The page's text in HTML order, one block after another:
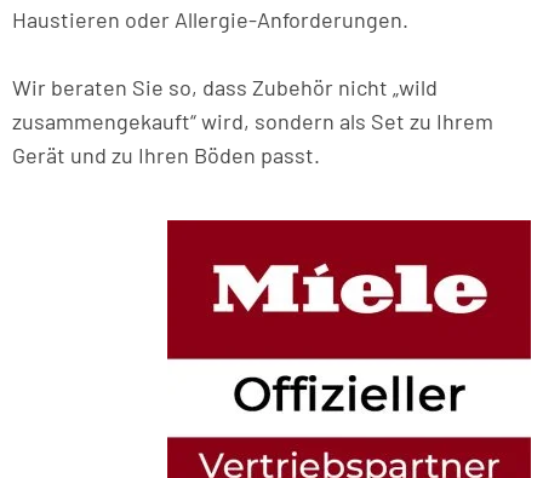
Haustieren oder Allergie-Anforderungen.
Wir beraten Sie so, dass Zubehör nicht „wild
zusammengekauft“ wird, sondern als Set zu Ihrem
Gerät und zu Ihren Böden passt.